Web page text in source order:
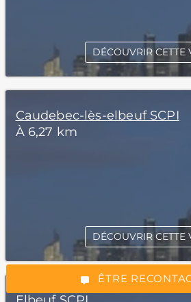
ÊTRE
DÉCOUVRIR CETTE
Caudebec-lès-elbeuf SCPI
À 6,27 km
DÉCOUVRIR CETTE